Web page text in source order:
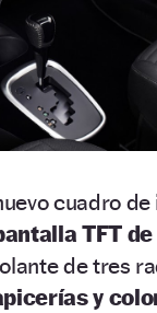
cuadro
TFT
de tres
y